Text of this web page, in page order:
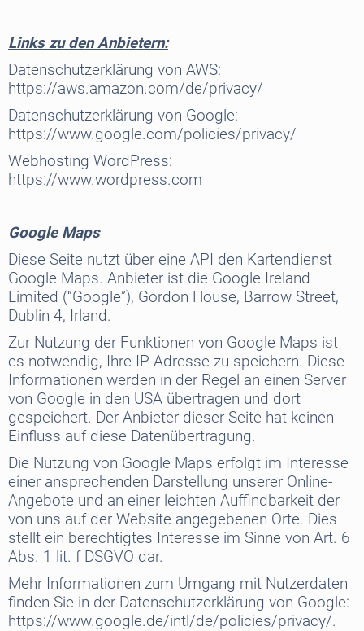
Links zu den Anbietern:
Datenschutzerklärung von AWS:
https://aws.amazon.com/de/privacy/
Datenschutzerklärung von Google:
https://www.google.com/policies/privacy/
Webhosting WordPress:
https://www.wordpress.com
Google Maps
Diese Seite nutzt über eine API den Kartendienst
Google Maps. Anbieter ist die Google Ireland
Limited (“Google”), Gordon House, Barrow Street,
Dublin 4, Irland.
Zur Nutzung der Funktionen von Google Maps ist
es notwendig, Ihre IP Adresse zu speichern. Diese
Informationen werden in der Regel an einen Server
von Google in den USA übertragen und dort
gespeichert. Der Anbieter dieser Seite hat keinen
Einfluss auf diese Datenübertragung.
Die Nutzung von Google Maps erfolgt im Interesse
einer ansprechenden Darstellung unserer Online-
Angebote und an einer leichten Auffindbarkeit der
von uns auf der Website angegebenen Orte. Dies
stellt ein berechtigtes Interesse im Sinne von Art. 6
Abs. 1 lit. f DSGVO dar.
Mehr Informationen zum Umgang mit Nutzerdaten
finden Sie in der Datenschutzerklärung von Google:
https://www.google.de/intl/de/policies/privacy/.